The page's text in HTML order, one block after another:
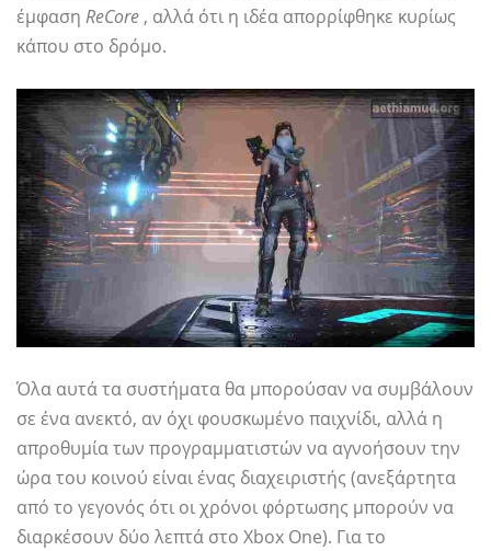
έμφαση ReCore , αλλά ότι η ιδέα απορρίφθηκε κυρίως
κάπου στο δρόμο.
Όλα αυτά τα συστήματα θα μπορούσαν να συμβάλουν
σε ένα ανεκτό, αν όχι φουσκωμένο παιχνίδι, αλλά η
απροθυμία των προγραμματιστών να αγνοήσουν την
ώρα του κοινού είναι ένας διαχειριστής (ανεξάρτητα
από το γεγονός ότι οι χρόνοι φόρτωσης μπορούν να
διαρκέσουν δύο λεπτά στο Xbox One). Για το